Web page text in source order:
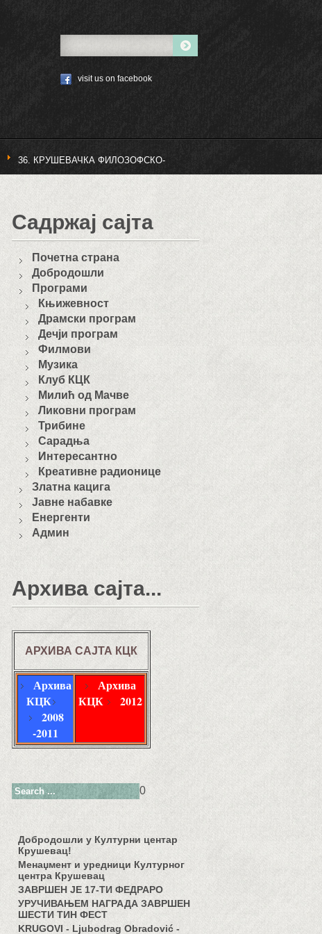
visit us on facebook
36. КРУШЕВАЧКА ФИЛОЗОФСКО-
Садржај сајта
Почетна страна
Добродошли
Програми
Књижевност
Драмски програм
Дечји програм
Филмови
Музика
Клуб КЦК
Милић од Мачве
Ликовни програм
Трибине
Сарадња
Интересантно
Креативне радионице
Златна кацига
Јавне набавке
Енергенти
Админ
Архива сајта...
АРХИВА САЈТА КЦК
Архива
КЦК
2008
-2011
Архива
КЦК
2012
0
Добродошли у Културни центар
Крушевац!
Менаџмент и уредници Културног
центра Крушевац
ЗАВРШЕН ЈЕ 17-ТИ ФЕДРАРО
УРУЧИВАЊЕМ НАГРАДА ЗАВРШЕН
ШЕСТИ ТИН ФЕСТ
KRUGOVI - Ljubodrag Obradović -